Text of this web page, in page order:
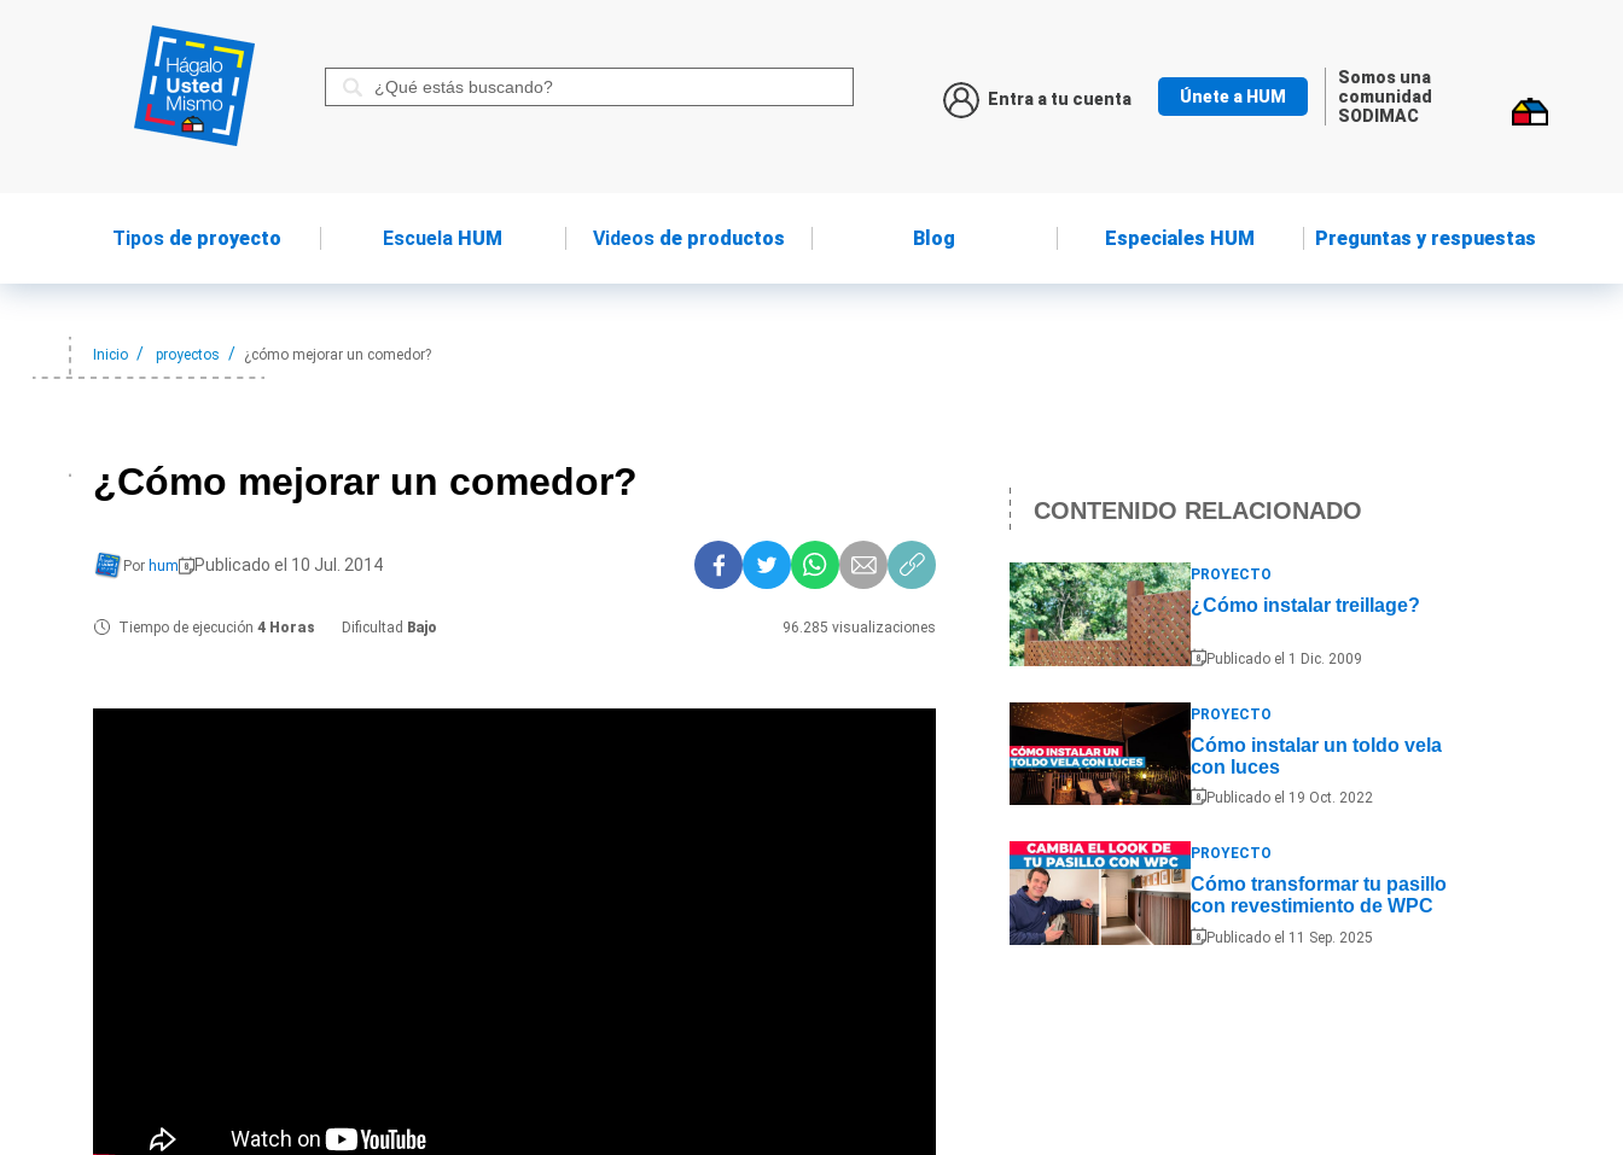
Entra a tu cuenta Únete a HUM
Somos una
comunidad
SODIMAC
Tipos de proyecto Escuela HUM Videosde productos Blog Especiales HUM Preguntas y respuestas
Inicio proyectos ¿cómo mejorar un comedor?
¿Cómo mejorar un comedor?
Por hum Publicado el 10 Jul. 2014
Tiempo de ejecución 4 Horas Dificultad Bajo 96.285 visualizaciones
CONTENIDO RELACIONADO
PROYECTO
¿Cómo instalar treillage?
Publicado el 1 Dic. 2009
PROYECTO
Cómo instalar un toldo vela
con luces
Publicado el 19 Oct. 2022
PROYECTO
Cómo transformar tu pasillo
con revestimiento de WPC
Publicado el 11 Sep. 2025